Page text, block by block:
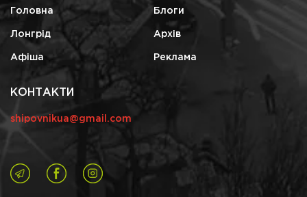
Головна Блоги
Лонгрід Архів
Афіша Реклама
КОНТАКТИ
shipovnikua@gmail.com